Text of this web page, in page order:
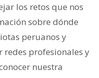
los retos que nos
sobre dónde
peruanos y
redes profesionales y
nuestra